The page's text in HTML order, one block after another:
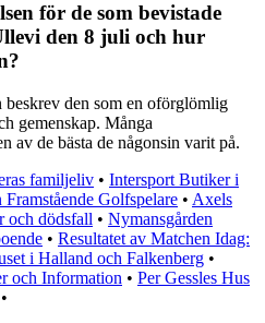
för de som bevistade
den 8 juli och hur
beskrev den som en oförglömlig
gemenskap. Många
av de bästa de någonsin varit på.
familjeliv • Intersport Butiker i
Golfspelare • Axels
och dödsfall • Nymansgården
• Resultatet av Matchen Idag:
i Halland och Falkenberg •
och Information • Per Gessles Hus
•